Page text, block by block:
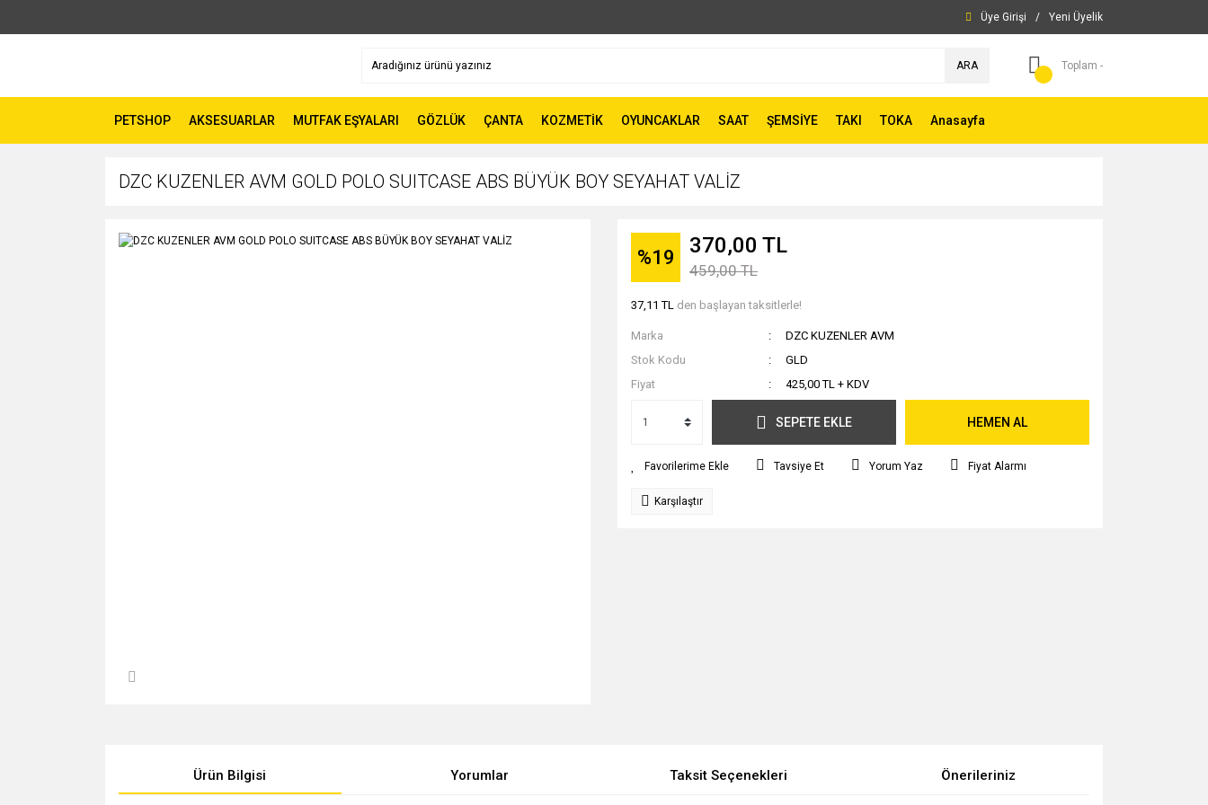
Üye Girişi / Yeni Üyelik
ARA Toplam -
PETSHOP AKSESUARLAR MUTFAK EŞYALARI GÖZLÜK ÇANTA KOZMETİK OYUNCAKLAR SAAT ŞEMSİYE TAKI TOKA Anasayfa
DZC KUZENLER AVM GOLD POLO SUITCASE ABS BÜYÜK BOY SEYAHAT VALİZ
%19 370,00 TL
459,00 TL
37,11 TL den başlayan taksitlerle!
Marka
DZC KUZENLER AVM
Stok Kodu
GLD
Fiyat
425,00 TL + KDV
SEPETE EKLE HEMEN AL
Tavsiye Et Yorum Yaz Fiyat Alarmı
Karşılaştır
Ürün Bilgisi Yorumlar Taksit Seçenekleri Önerileriniz